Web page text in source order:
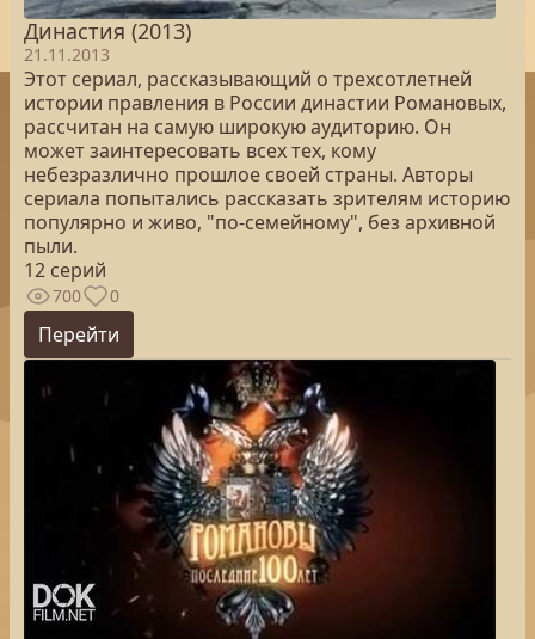
Династия (2013)
21.11.2013
Этот сериал, рассказывающий о трехсотлетней
истории правления в России династии Романовых,
рассчитан на самую широкую аудиторию. Он
может заинтересовать всех тех, кому
небезразлично прошлое своей страны. Авторы
сериала попытались рассказать зрителям историю
популярно и живо, "по-семейному", без архивной
пыли.
12 серий
700 0
Перейти